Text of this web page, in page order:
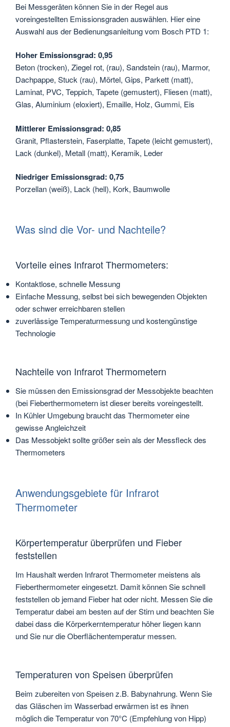
Bei Messgeräten können Sie in der Regel aus
voreingestellten Emissionsgraden auswählen. Hier eine
Auswahl aus der Bedienungsanleitung vom Bosch PTD 1:
Hoher Emissionsgrad: 0,95
Beton (trocken), Ziegel rot, (rau), Sandstein (rau), Marmor,
Dachpappe, Stuck (rau), Mörtel, Gips, Parkett (matt),
Laminat, PVC, Teppich, Tapete (gemustert), Fliesen (matt),
Glas, Aluminium (eloxiert), Emaille, Holz, Gummi, Eis
Mittlerer Emissionsgrad: 0,85
Granit, Pflasterstein, Faserplatte, Tapete (leicht gemustert),
Lack (dunkel), Metall (matt), Keramik, Leder
Niedriger Emissionsgrad: 0,75
Porzellan (weiß), Lack (hell), Kork, Baumwolle
Was sind die Vor- und Nachteile?
Vorteile eines Infrarot Thermometers:
Kontaktlose, schnelle Messung
Einfache Messung, selbst bei sich bewegenden Objekten
oder schwer erreichbaren stellen
zuverlässige Temperaturmessung und kostengünstige
Technologie
Nachteile von Infrarot Thermometern
Sie müssen den Emissionsgrad der Messobjekte beachten
(bei Fieberthermometern ist dieser bereits voreingestellt.
In Kühler Umgebung braucht das Thermometer eine
gewisse Angleichzeit
Das Messobjekt sollte größer sein als der Messfleck des
Thermometers
Anwendungsgebiete für Infrarot
Thermometer
Körpertemperatur überprüfen und Fieber
feststellen
Im Haushalt werden Infrarot Thermometer meistens als
Fieberthermometer eingesetzt. Damit können Sie schnell
feststellen ob jemand Fieber hat oder nicht. Messen Sie die
Temperatur dabei am besten auf der Stirn und beachten Sie
dabei dass die Körperkerntemperatur höher liegen kann
und Sie nur die Oberflächentemperatur messen.
Temperaturen von Speisen überprüfen
Beim zubereiten von Speisen z.B. Babynahrung. Wenn Sie
das Gläschen im Wasserbad erwärmen ist es ihnen
möglich die Temperatur von 70°C (Empfehlung von Hipp)